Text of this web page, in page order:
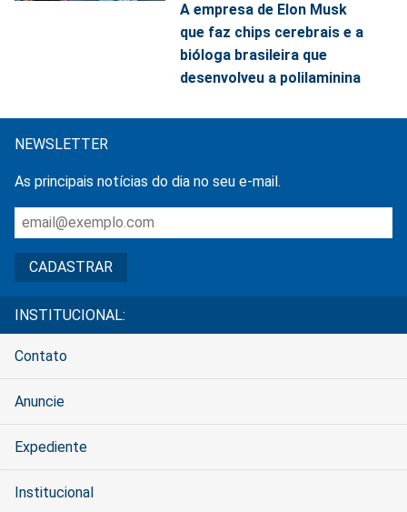
A empresa de Elon Musk
que faz chips cerebrais e a
bióloga brasileira que
desenvolveu a polilaminina
NEWSLETTER
As principais notícias do dia no seu e-mail.
INSTITUCIONAL:
Contato
Anuncie
Expediente
Institucional